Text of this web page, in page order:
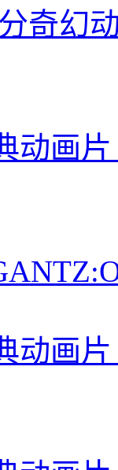
奇幻
动画
动画